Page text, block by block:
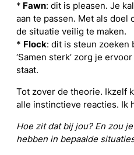
* Fawn: dit is pleasen. Je
aan te passen. Met als doel
de situatie veilig te maken.
* Flock: dit is steun zoeken
‘Samen sterk’ zorg je
staat.
Tot zover de theorie. Ikzelf
alle instinctieve reacties. Ik
Hoe zit dat bij jou? En zou
hebben in bepaalde